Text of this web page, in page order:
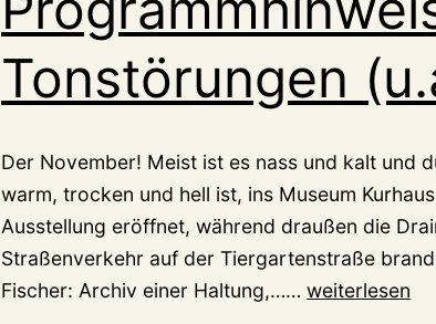
Kurhaus)
Tonstörungen
Der November! Meist ist es nass und kalt und
warm, trocken und hell ist, ins Museum
Ausstellung eröffnet, während draußen die
Straßenverkehr auf der Tiergartenstraße
Fischer: Archiv einer Haltung,…… weiterlesen